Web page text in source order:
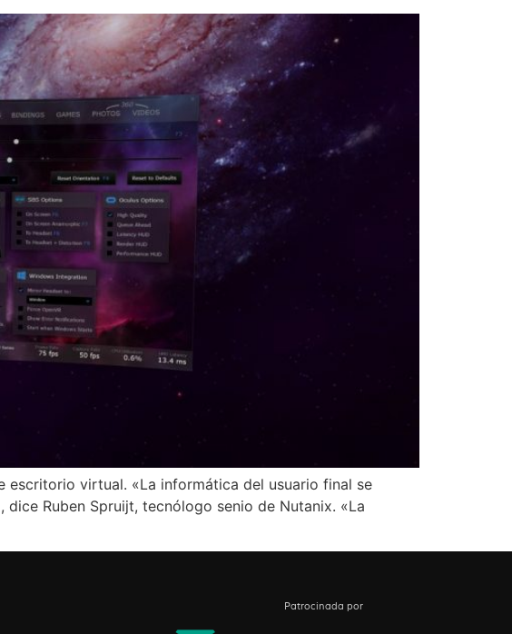
escritorio virtual. «La informática del usuario final se
Ruben Spruijt, tecnólogo senio de Nutanix. «La
Patrocinada por